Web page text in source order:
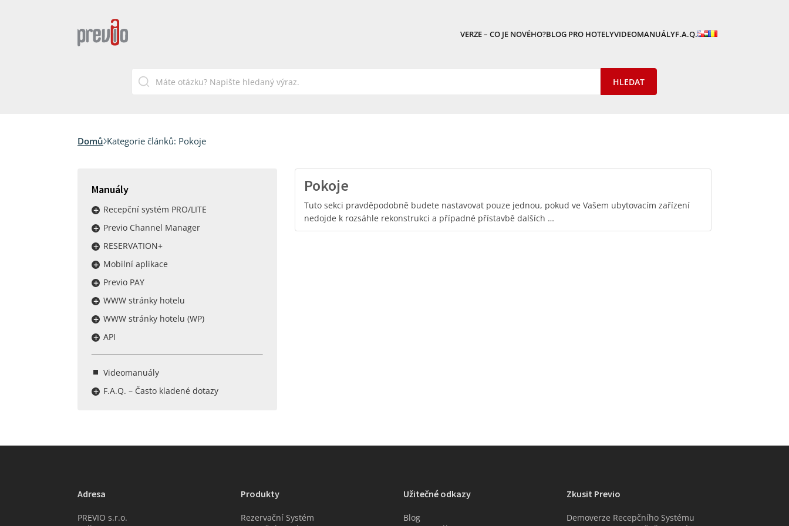
VERZE – CO JE NOVÉHO?BLOG PRO HOTELYVIDEOMANUÁLYF.A.Q.
Domů Kategorie článků: Pokoje
Manuály
Recepční systém PRO/LITE
Previo Channel Manager
RESERVATION+
Mobilní aplikace
Previo PAY
WWW stránky hotelu
WWW stránky hotelu (WP)
API
Videomanuály
F.A.Q. – Často kladené dotazy
Pokoje
Tuto sekci pravděpodobně budete nastavovat pouze jednou, pokud ve Vašem ubytovacím zařízení
nedojde k rozsáhle rekonstrukci a případné přístavbě dalších …
Adresa
PREVIO s.r.o.
Produkty
Rezervační Systém
Užitečné odkazy
Blog
Zkusit Previo
Demoverze Recepčního Systému